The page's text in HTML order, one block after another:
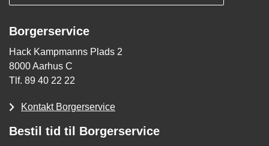
Borgerservice
Hack Kampmanns Plads 2
8000 Aarhus C
Tlf. 89 40 22 22
Kontakt Borgerservice
Bestil tid til Borgerservice